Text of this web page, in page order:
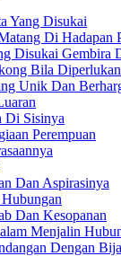
Yang Disukai
Di Hadapan
Disukai Gembira
Bila Diperlukan
Unik Dan
Di Sisinya
Perempuan
Dan Aspirasinya
Dan Kesopanan
Menjalin
Dengan